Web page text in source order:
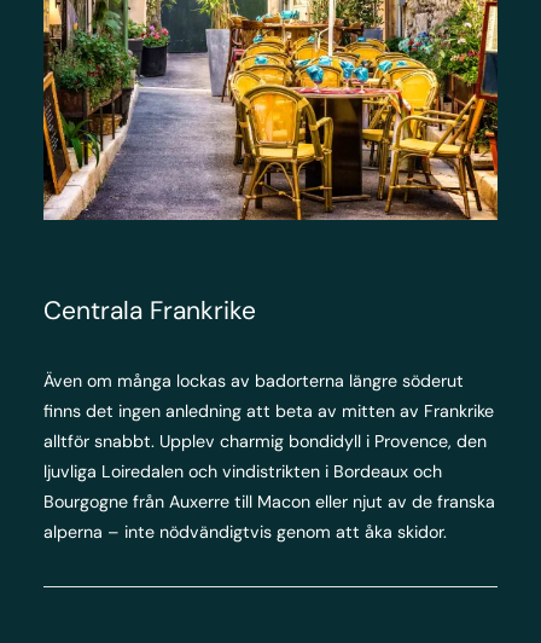
Centrala Frankrike
Även om många lockas av badorterna längre söderut
finns det ingen anledning att beta av mitten av Frankrike
alltför snabbt. Upplev charmig bondidyll i Provence, den
ljuvliga Loiredalen och vindistrikten i Bordeaux och
Bourgogne från Auxerre till Macon eller njut av de franska
alperna – inte nödvändigtvis genom att åka skidor.